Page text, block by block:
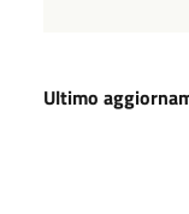
Ultimo